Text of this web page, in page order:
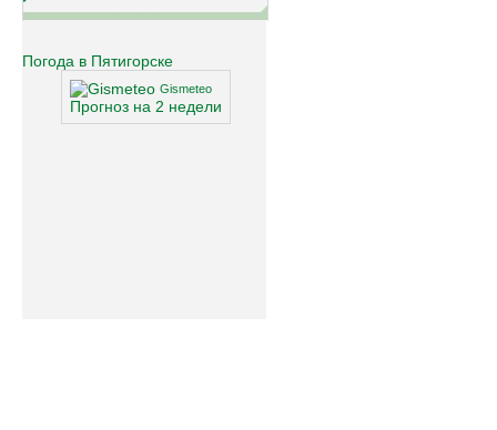
Погода в Пятигорске
Gismeteo
Прогноз на 2 недели